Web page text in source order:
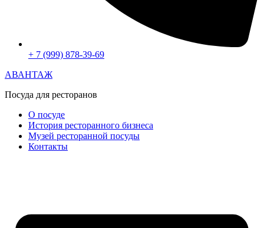
+ 7 (999) 878-39-69
АВАНТАЖ
Посуда для ресторанов
О посуде
История ресторанного бизнеса
Музей ресторанной посуды
Контакты